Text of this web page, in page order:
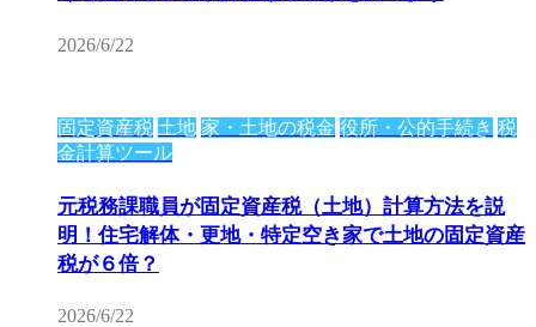
2026/6/22
固定資産税 土地 家・土地の税金 役所・公的手続き 税
金計算ツール
元税務課職員が固定資産税（土地）計算方法を説
明！住宅解体・更地・特定空き家で土地の固定資産
税が６倍？
2026/6/22